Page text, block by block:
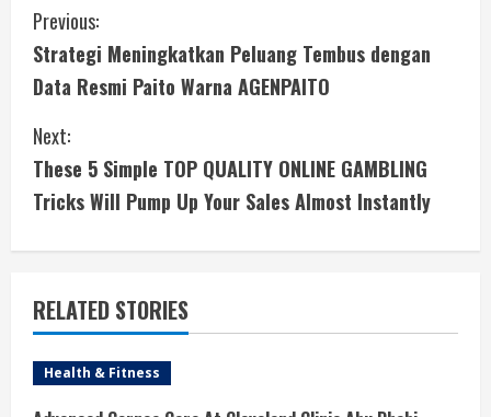
C
o
n
t
i
n
u
e
R
Previous:
Strategi Meningkatkan Peluang Tembus dengan
Data Resmi Paito Warna AGENPAITO
Next:
These 5 Simple TOP QUALITY ONLINE GAMBLING
Tricks Will Pump Up Your Sales Almost Instantly
RELATED STORIES
Health & Fitness